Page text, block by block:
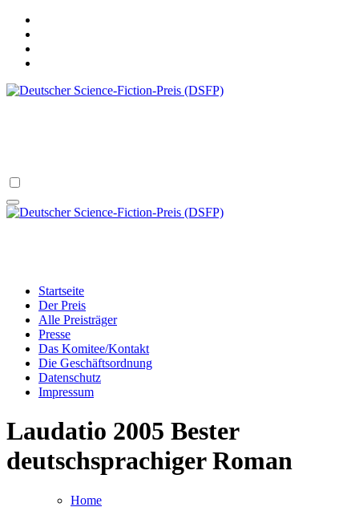
Zum
Inhalt
springen
Startseite
Der Preis
Alle Preisträger
Presse
Das Komitee/Kontakt
Die Geschäftsordnung
Datenschutz
Impressum
Laudatio 2005 Bester
deutschsprachiger Roman
Home